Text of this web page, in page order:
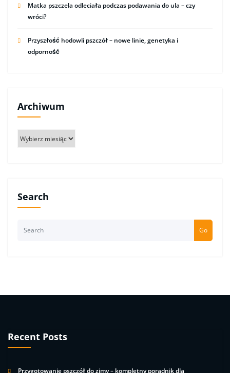
Matka pszczela odleciała podczas podawania do ula – czy
wróci?
Przyszłość hodowli pszczół – nowe linie, genetyka i
odporność
Archiwum
Search
Go
Recent Posts
Przygotowanie pszczół do zimy – kompletny poradnik dla